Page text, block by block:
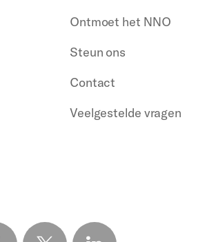
Ontmoet het NNO
Steun ons
Contact
Veelgestelde vragen